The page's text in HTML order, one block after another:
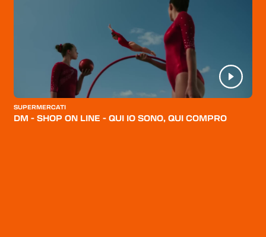
CATEGORIE
CHI SIAMO
BLOG
SUPERMERCATI
DM - SHOP ON LINE - QUI IO SONO, QUI COMPRO